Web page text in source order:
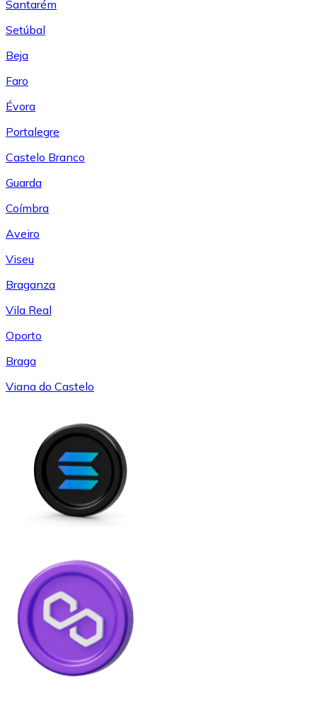
Santarém
Setúbal
Beja
Faro
Évora
Portalegre
Castelo Branco
Guarda
Coímbra
Aveiro
Viseu
Braganza
Vila Real
Oporto
Braga
Viana do Castelo